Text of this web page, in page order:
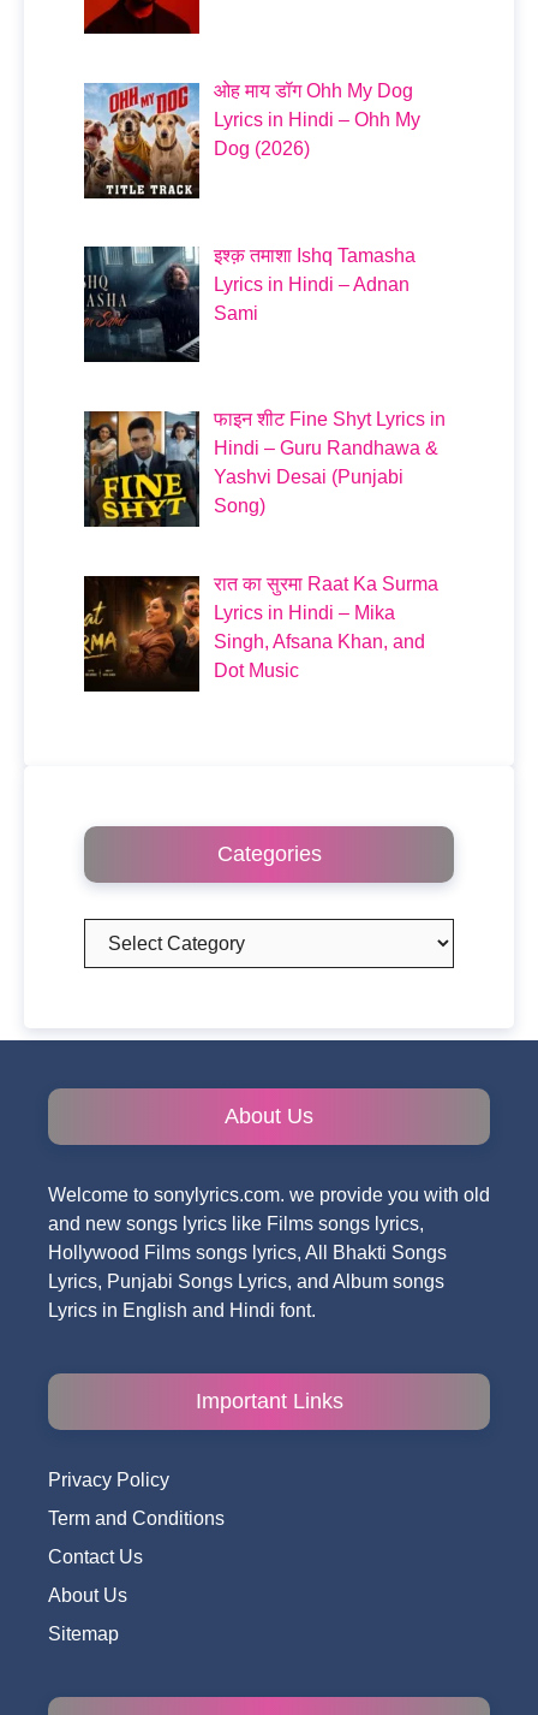
ओह माय डॉग Ohh My Dog
Lyrics in Hindi – Ohh My
Dog (2026)
इश्क़ तमाशा Ishq Tamasha
Lyrics in Hindi – Adnan
Sami
फाइन शीट Fine Shyt Lyrics in
Hindi – Guru Randhawa &
Yashvi Desai (Punjabi
Song)
रात का सुरमा Raat Ka Surma
Lyrics in Hindi – Mika
Singh, Afsana Khan, and
Dot Music
Categories
Categories
About Us
Welcome to sonylyrics.com. we provide you with old
and new songs lyrics like Films songs lyrics,
Hollywood Films songs lyrics, All Bhakti Songs
Lyrics, Punjabi Songs Lyrics, and Album songs
Lyrics in English and Hindi font.
Important Links
Privacy Policy
Term and Conditions
Contact Us
About Us
Sitemap